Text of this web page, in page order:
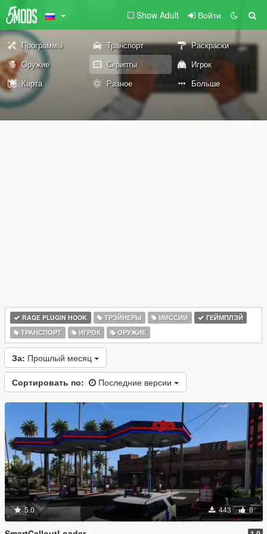
Show Adult Войти
Программы Транспорт
Раскраски
Оружие
Скрипты
Игрок
Карта
Разное Больше
RAGE PLUGIN HOOK ТРЭЙНЕРЫ МИССИИ
ГЕЙМПЛЭЙ
ТРАНСПОРТ
ИГРОК ОРУЖИЕ
За: Прошлый месяц
Сортировать по: Последние версии
5.0 443 6